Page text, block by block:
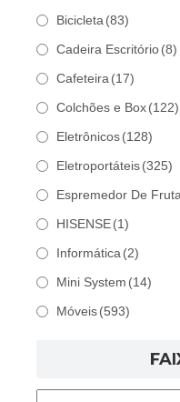
Bicicleta (83)
Cadeira Escritório (8)
Cafeteira (17)
Colchões e Box (122)
Eletrônicos (128)
Eletroportáteis (325)
Espremedor De
HISENSE (1)
Informática (2)
Mini System (14)
Móveis (593)